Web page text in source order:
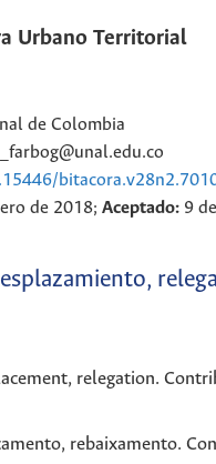
Urbano Territorial
de Colombia
de 2018; Aceptado: 9
relegation.
rebaixamento.